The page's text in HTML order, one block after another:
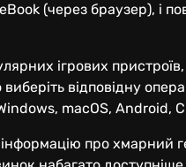
(через браузер), і
ігрових
виберіть відповідну
macOS, Android,
про хмарний